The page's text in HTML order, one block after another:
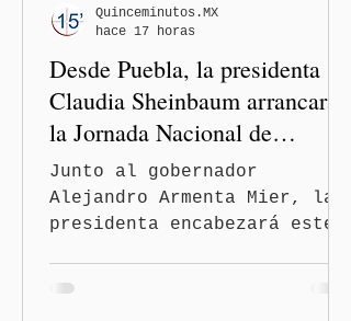
Alejandro Armenta Mier
resaltó este logro
interinstituci
Desde Puebla, la presidenta
Claudia Sheinbaum arrancará
la Jornada Nacional de
Reforestación
Junto al gobernador
Alejandro Armenta Mier, la
presidenta encabezará este
Quinceminutos.MX
hace 17 horas